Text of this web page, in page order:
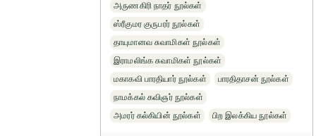
அருணகிரி நாதர் நூல்கள்
ஸ்ரீகுமர குருபரர் நூல்கள்
தாயுமானவ சுவாமிகள் நூல்கள்
இராமலிங்க சுவாமிகள் நூல்கள்
மகாகவி பாரதியார் நூல்கள்
பாரதிதாசன் நூல்கள்
நாமக்கல் கவிஞர் நூல்கள்
அமரர் கல்கியின் நூல்கள்
பிற இலக்கிய நூல்கள்